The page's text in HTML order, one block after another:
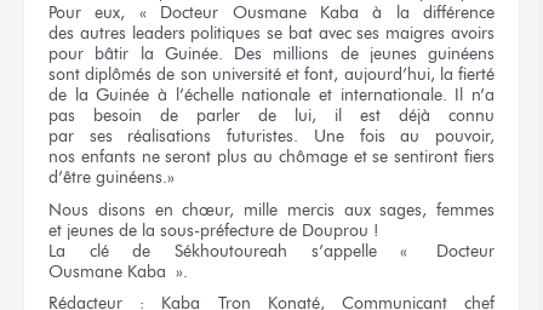
Pour eux, « Docteur Ousmane Kaba
à la différence
des autres leaders politiquesse bat avec ses maigres avoirs
pour bâtir
la Guinée. Des millions de jeunes guinéens
sont diplômés de son université et font, aujourd’hui, la fierté
de la Guinée à l’échellenationaleet internationale. Il n’a
pas besoin de parler de lui, il est déjà connu
par ses réalisations futuristes. Une fois
au pouvoir,
nos enfants ne seront plusau chômage et se sentiront fiers
d’être guinéens.»
Nous disons en chœur, mille mercis aux sages, femmes
et jeunes de la sous-préfecture de Douprou !
La clé
de Sékhoutoureah s’appelle « Docteur
Ousmane Kaba ».
Rédacteur : Kaba Tron Konaté, Communicant chef